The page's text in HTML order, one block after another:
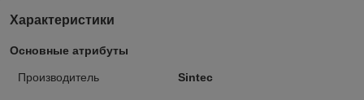
Характеристики
Основные атрибуты
Производитель Sintec